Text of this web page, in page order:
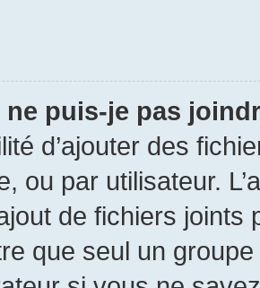
puis-je pas
d’ajouter des
ou par utilisateur.
de fichiers
que seul un